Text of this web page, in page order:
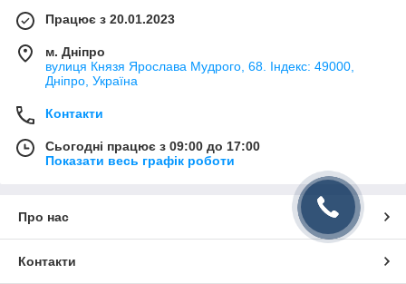
Працює з 20.01.2023
м. Дніпро
вулиця Князя Ярослава Мудрого, 68. Індекс: 49000,
Дніпро, Україна
Контакти
Сьогодні працює з 09:00 до 17:00
Показати весь графік роботи
Про нас
Контакти